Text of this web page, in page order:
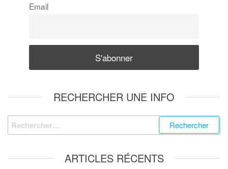
Email
RECHERCHER UNE INFO
ARTICLES RÉCENTS